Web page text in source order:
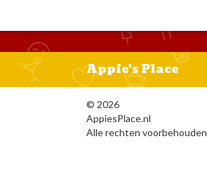
Appie's Place
© 2026
AppiesPlace.nl
Alle rechten voorbehouden